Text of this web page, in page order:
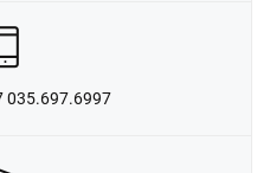
035.697.6997